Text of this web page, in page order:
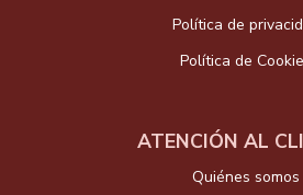
Política de
Política de
ATENCIÓN AL
Quiénes somos